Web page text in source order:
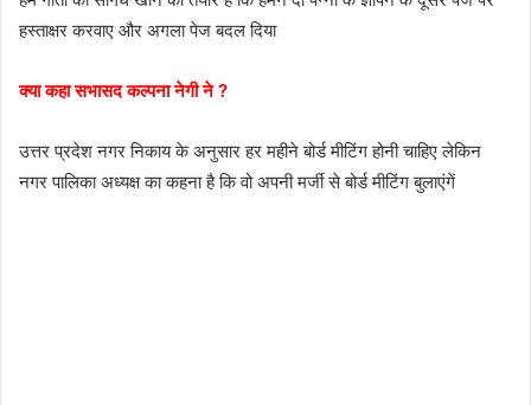
हस्ताक्षर करवाए और अगला पेज बदल दिया
क्या कहा सभासद कल्पना नेगी ने ?
उत्तर प्रदेश नगर निकाय के अनुसार हर महीने बोर्ड मीटिंग होनी चाहिए लेकिन
नगर पालिका अध्यक्ष का कहना है कि वो अपनी मर्जी से बोर्ड मीटिंग बुलाएंगें